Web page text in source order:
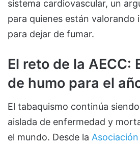
sistema cardiovascular, un
para quienes están valorando
para dejar de fumar.
El reto de la AECC:
de humo para el
El tabaquismo continúa
aislada de enfermedad y
el mundo. Desde la